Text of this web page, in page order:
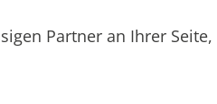
Partner an Ihrer